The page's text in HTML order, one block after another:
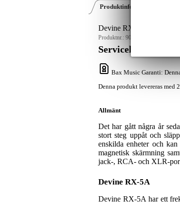
Produktinformation
Devine RX-5A Black
Produktnr.: 9000-0067-0919
Servicelöfte
Bax Music Garanti:
Denna produkt levereras med
Allmänt
Det har gått några år
stort steg uppåt och
enskilda enheter och
magnetisk skärmning
jack-, RCA- och XLR-
Devine RX-5A
Devine RX-5A har ett